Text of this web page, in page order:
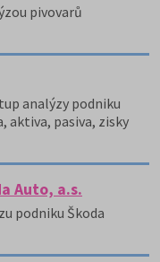
pivovarů
analýzy podniku
aktiva, pasiva, zisky
Auto, a.s.
podniku Škoda